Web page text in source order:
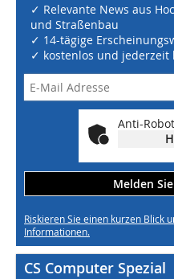
✓ Relevante News aus
und Straßenbau
✓ 14-tägige
✓ kostenlos und jederzeit
Anti-
Melden
Riskieren Sie einen kurzen Blick
Informationen.
CS Computer Spezial